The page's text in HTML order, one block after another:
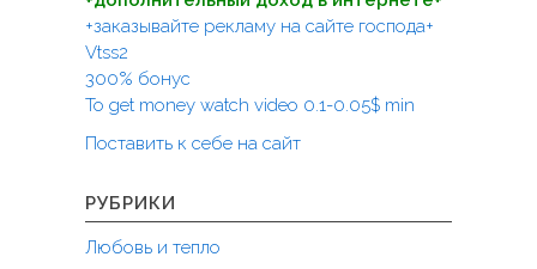
г
м
п
ч
"
+заказывайте рекламу на сайте господа+
Vtss2
300% бонус
To get money watch video 0.1-0.05$ min
Поставить к себе на сайт
РУБРИКИ
Любовь и тепло